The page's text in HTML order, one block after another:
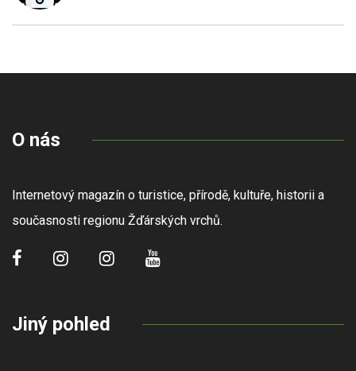
O nás
Internetový magazín o turistice, přírodě, kultuře, historii a
současnosti regionu Žďárských vrchů.
Jiný pohled